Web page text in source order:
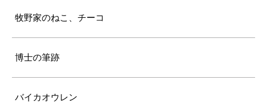
牧野家のねこ、チーコ
博士の筆跡
バイカオウレン